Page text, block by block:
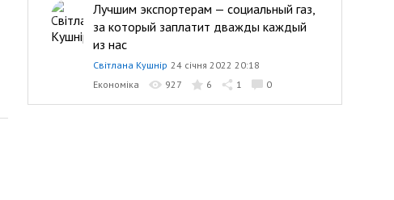
Лучшим экспортерам — социальный газ,
за который заплатит дважды каждый
из нас
Світлана Кушнір 24 січня 2022 20:18
Економіка
927 6 1 0